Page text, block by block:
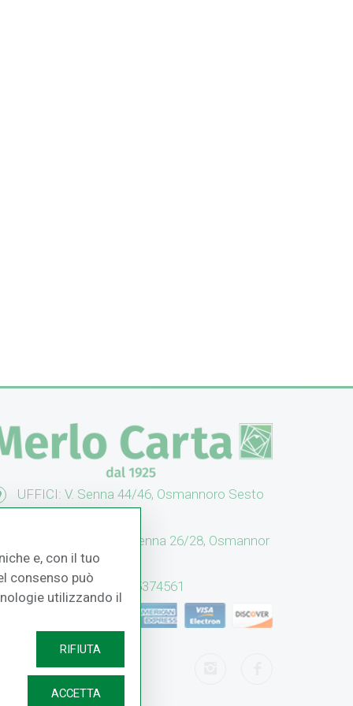
UFFICI: V. Senna 44/46, Osmannoro Sesto
CASH & CARRY: V. Senna 26/28, Osmannor
F.no (FI)
Assistenza: (+39) 055374561
e, con il tuo
consenso può
utilizzando il
RIFIUTA
ACCETTA